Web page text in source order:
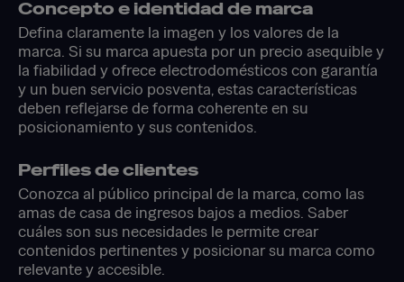
Concepto e identidad de marca
Defina claramente la imagen y los valores de la
marca. Si su marca apuesta por un precio asequible y
la fiabilidad y ofrece electrodomésticos con garantía
y un buen servicio posventa, estas características
deben reflejarse de forma coherente en su
posicionamiento y sus contenidos.
Perfiles de clientes
Conozca al público principal de la marca, como las
amas de casa de ingresos bajos a medios. Saber
cuáles son sus necesidades le permite crear
contenidos pertinentes y posicionar su marca como
relevante y accesible.